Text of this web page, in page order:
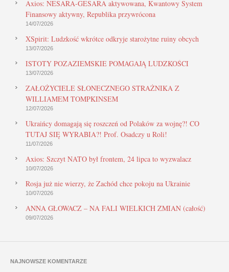
Axios: NESARA-GESARA aktywowana, Kwantowy System
Finansowy aktywny, Republika przywrócona
14/07/2026
XSpirit: Ludzkość wkrótce odkryje starożytne ruiny obcych
13/07/2026
ISTOTY POZAZIEMSKIE POMAGAJĄ LUDZKOŚCI
13/07/2026
ZAŁOŻYCIELE SŁONECZNEGO STRAŻNIKA Z
WILLIAMEM TOMPKINSEM
12/07/2026
Ukraińcy domagają się roszczeń od Polaków za wojnę?! CO
TUTAJ SIĘ WYRABIA?! Prof. Osadczy u Roli!
11/07/2026
Axios: Szczyt NATO był frontem, 24 lipca to wyzwalacz
10/07/2026
Rosja już nie wierzy, że Zachód chce pokoju na Ukrainie
10/07/2026
ANNA GŁOWACZ – NA FALI WIELKICH ZMIAN (całość)
09/07/2026
NAJNOWSZE KOMENTARZE